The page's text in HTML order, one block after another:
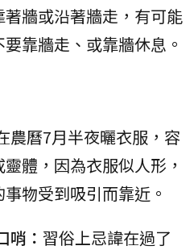
牆或沿著牆走，有可能
靠牆走、或靠牆休息。
農曆7月半夜曬衣服，容
體，因為衣服似人形，
物受到吸引而靠近。
哨： 習俗上忌諱在過了